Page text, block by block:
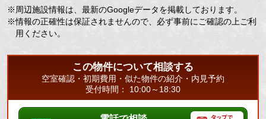
※周辺施設情報は、最新のGoogleデータを掲載しております。
※情報の正確性は保証されませんので、必ず事前にご確認の上ご利
用ください。
この物件について相談する
空室確認・初期費用・似た物件の紹介・内見予約
受付時間： 10:00～18:30